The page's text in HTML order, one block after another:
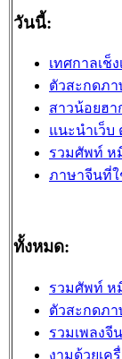
วันนี้:
เทศกาลเช็
ตัวสะกดภ
สาวน้อยฮา
แนะนำเว็บ
รวมศัพท์ ห
ภาษาจีนที่ใ
ทั้งหมด:
รวมศัพท์ ห
ตัวสะกดภ
รวมเพลงจี
งามด้วยเค